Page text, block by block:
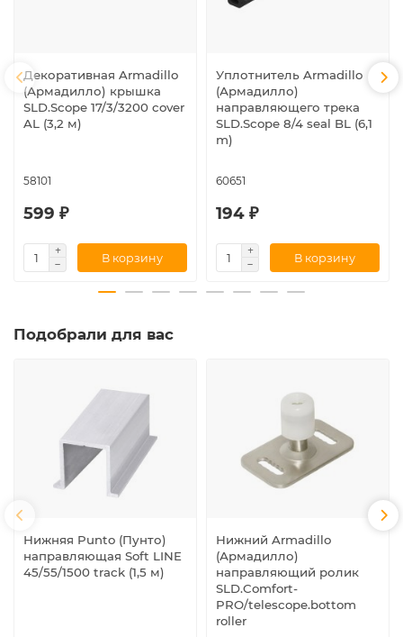
Декоративная Armadillo
(Армадилло) крышка
SLD.Scope 17/3/3200 cover
AL (3,2 м)
58101
599 ₽
В корзину
Уплотнитель Armadillo
(Армадилло)
направляющего трека
SLD.Scope 8/4 seal BL (6,1
m)
60651
194 ₽
В корзину
Подобрали для вас
Нижняя Punto (Пунто)
направляющая Soft LINE
45/55/1500 track (1,5 м)
Нижний Armadillo
(Армадилло)
направляющий ролик
SLD.Comfort-
PRO/telescope.bottom
roller